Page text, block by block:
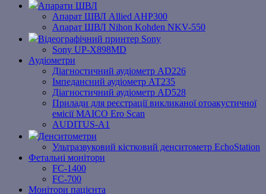
Апарати ШВЛ
Апарат ШВЛ Allied AHP300
Апарат ШВЛ Nihon Kohden NKV-550
Відеографічний принтер Sony
Sony UP-X898MD
Аудіометри
Діагностичний аудіометр AD226
Імпедансний аудіометр АТ235
Діагностичний аудіометр AD528
Прилади для реєстрації викликаної отоакустичної
емісії MAICO Ero Scan
AUDITUS-A1
Денситометри
Ультразвуковий кістковий денситометр EchoStation
Фетальні монітори
FC-1400
FC-700
Монітори пацієнта